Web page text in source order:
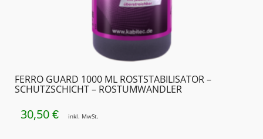
FERRO GUARD 1000 ML ROSTSTABILISATOR –
SCHUTZSCHICHT – ROSTUMWANDLER
30,50 € inkl. MwSt.